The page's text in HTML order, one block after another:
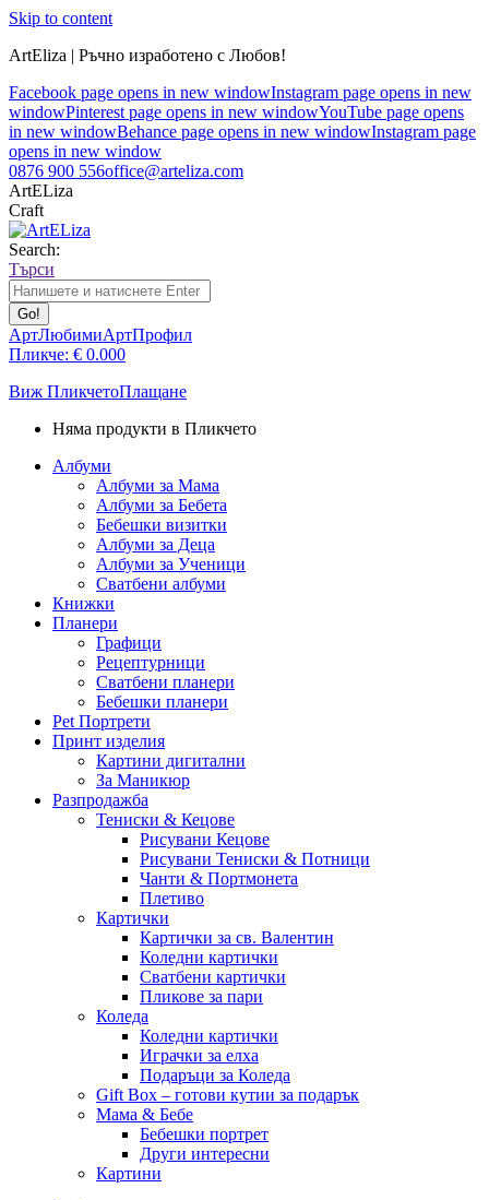
Skip to content
ArtEliza | Ръчно изработено с Любов!
Facebook page opens in new windowInstagram page opens in new
windowPinterest page opens in new windowYouTube page opens
in new windowBehance page opens in new windowInstagram page
opens in new window
0876 900 556office@arteliza.com
ArtELiza
Craft
Search:
Търси
АртЛюбимиАртПрофил
Пликче: € 0.000
Виж ПликчетоПлащане
Няма продукти в Пликчето
Албуми
Албуми за Мама
Албуми за Бебета
Бебешки визитки
Албуми за Деца
Албуми за Ученици
Сватбени албуми
Книжки
Планери
Графици
Рецептурници
Сватбени планери
Бебешки планери
Pet Портрети
Принт изделия
Картини дигитални
За Маникюр
Разпродажба
Тениски & Кецове
Рисувани Кецове
Рисувани Тениски & Потници
Чанти & Портмонета
Плетиво
Картички
Картички за св. Валентин
Коледни картички
Сватбени картички
Пликове за пари
Коледа
Коледни картички
Играчки за елха
Подаръци за Коледа
Gift Box – готови кутии за подарък
Мама & Бебе
Бебешки портрет
Други интересни
Картини